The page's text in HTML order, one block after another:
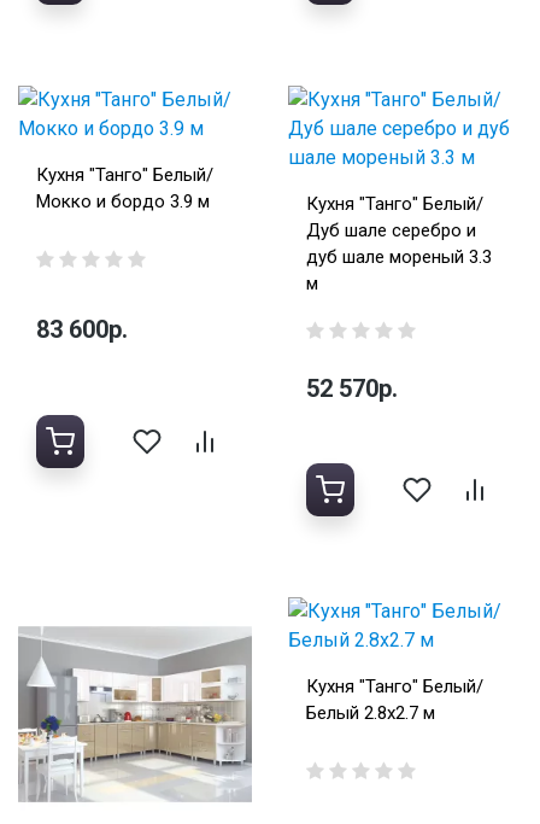
Кухня "Танго" Белый/
Мокко и бордо 3.9 м
83 600р.
Кухня "Танго" Белый/
Дуб шале серебро и
дуб шале мореный 3.3
м
52 570р.
Кухня "Танго" Белый/
Белый 2.8х2.7 м